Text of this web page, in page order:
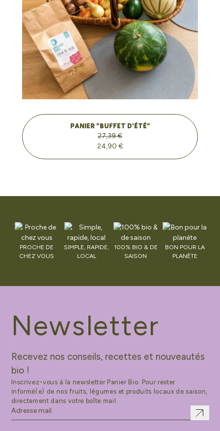
PANIER "BUFFET D'ÉTÉ"
27,39 €
24,90 €
PROCHE DE
CHEZ VOUS
SIMPLE, RAPIDE,
LOCAL
100% BIO & DE
SAISON
BON POUR LA
PLANÈTE
Newsletter
Recevez nos conseils, recettes et nouveautés
bio !
Inscrivez-vous à la newsletter Panier Bio. Pour rester
informé(e) de nos fruits, légumes et produits locaux de saison,
directement dans votre boîte mail.